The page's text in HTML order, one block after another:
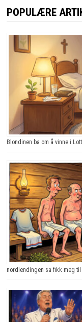
POPULÆRE
Blondinen ba om å vinne i
nordlendingen sa fikk meg til